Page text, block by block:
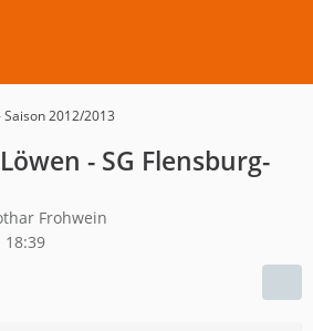
2012/2013
- SG Flensburg-
Frohwein
18:39